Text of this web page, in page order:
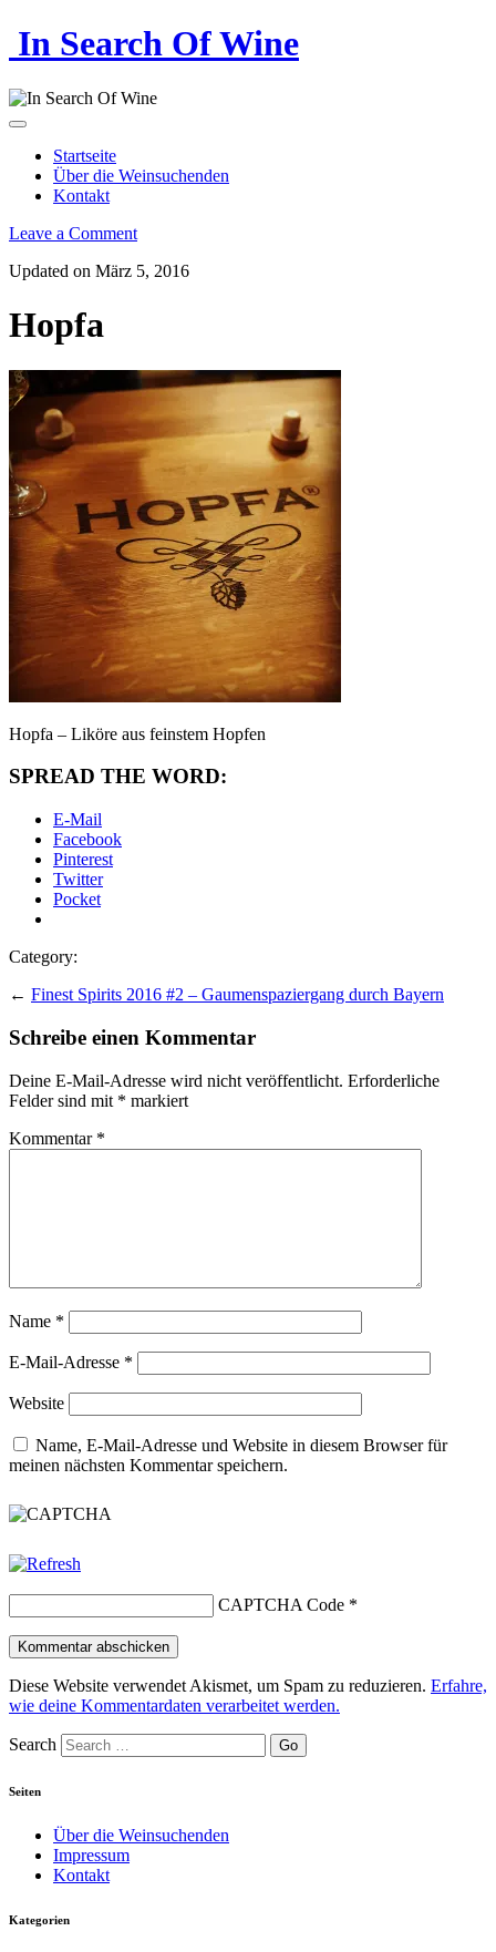
In Search Of Wine
Startseite
Über die Weinsuchenden
Kontakt
Leave a Comment
Updated on März 5, 2016
Hopfa
Hopfa – Liköre aus feinstem Hopfen
SPREAD THE WORD:
E-Mail
Facebook
Pinterest
Twitter
Pocket
Category:
← Finest Spirits 2016 #2 – Gaumenspaziergang durch Bayern
Schreibe einen Kommentar
Deine E-Mail-Adresse wird nicht veröffentlicht. Erforderliche
Felder sind mit * markiert
Kommentar *
Name *
E-Mail-Adresse *
Website
Name, E-Mail-Adresse und Website in diesem Browser für
meinen nächsten Kommentar speichern.
CAPTCHA Code *
Diese Website verwendet Akismet, um Spam zu reduzieren. Erfahre,
wie deine Kommentardaten verarbeitet werden.
Search
Seiten
Über die Weinsuchenden
Impressum
Kontakt
Kategorien